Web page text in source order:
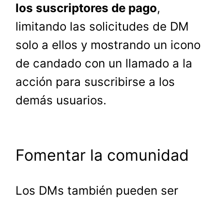
los suscriptores de pago,
limitando las solicitudes de DM
solo a ellos y mostrando un icono
de candado con un llamado a la
acción para suscribirse a los
demás usuarios.
Fomentar la comunidad
Los DMs también pueden ser